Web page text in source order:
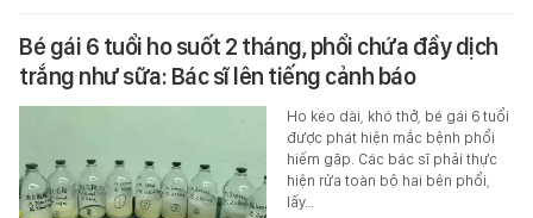
Bé gái 6 tuổi ho suốt 2 tháng, phổi chứa đầy dịch
trắng như sữa: Bác sĩ lên tiếng cảnh báo
Ho kéo dài, khó thở, bé gái 6 tuổi
được phát hiện mắc bệnh phổi
hiếm gặp. Các bác sĩ phải thực
hiện rửa toàn bộ hai bên phổi,
lấy…